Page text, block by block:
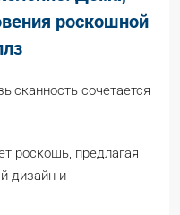
роскошной
сочетается
роскошь, предлагая
дизайн и